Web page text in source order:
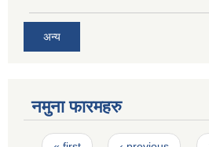
अन्य
नमुना फारमहरु